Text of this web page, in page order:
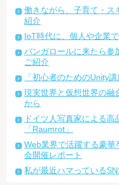
働きながら、子育て・ス
紹介
IoT時代に、個人や企業
バンガロールに来たら参
ご紹介
「初心者のためのUnity
現実世界と仮想世界の融
から
ドイツ人写真家による
「Raumrot」
Web業界で活躍する豪
会開催レポート
私が最近ハマっている